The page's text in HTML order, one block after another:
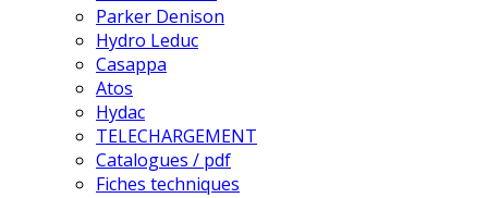
Parker Denison
Hydro Leduc
Casappa
Atos
Hydac
TELECHARGEMENT
Catalogues / pdf
Fiches techniques